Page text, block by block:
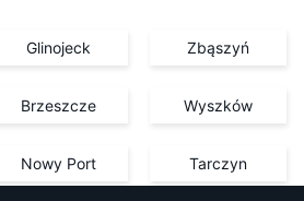
Glinojeck Zbąszyń
Brzeszcze Wyszków
Nowy Port Tarczyn